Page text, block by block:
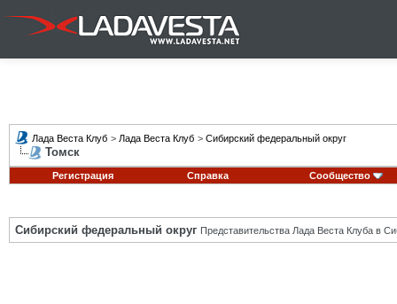
Лада Веста Клуб > Лада Веста Клуб > Сибирский федеральный округ
Томск
Регистрация Справка Сообщество
Сибирский федеральный округ Представительства Лада Веста Клуба в